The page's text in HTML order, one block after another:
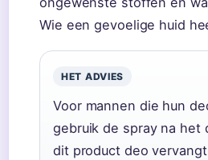
Wie een gevoelige huid
HET ADVIES
Voor mannen die hun
gebruik de spray na het
dit product deo